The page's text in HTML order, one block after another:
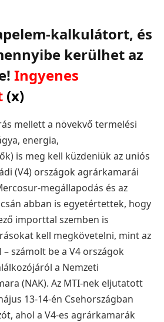
kalkulátort, és
kerülhet az
Ingyenes
(x)
mellett a növekvő termelési
energia,
is meg kell küzdeniük az uniós
(V4) országok agrárkamarái
megállapodás és az
abban is egyetértettek, hogy
importtal szemben is
kell megkövetelni, mint az
számolt be a V4 országok
a Nemzeti
(NAK). Az MTI-nek eljutatott
13-14-én Csehországban
ahol a V4-es agrárkamarák